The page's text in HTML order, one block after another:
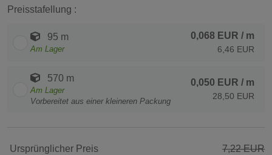
Preisstafellung :
95 m
Am Lager
0,068 EUR / m
6,46 EUR
570 m
Am Lager
Vorbereitet aus einer kleineren Packung
0,050 EUR / m
28,50 EUR
Ursprünglicher Preis 7,22 EUR